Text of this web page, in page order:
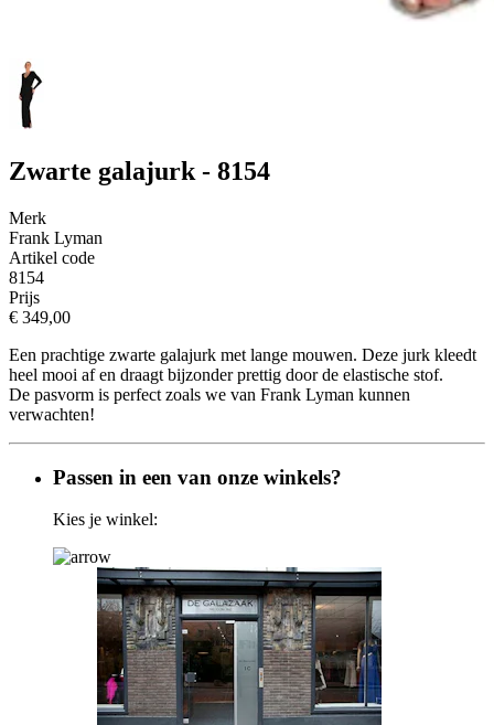
Zwarte galajurk - 8154
Merk
Frank Lyman
Artikel code
8154
Prijs
€ 349,00
Een prachtige zwarte galajurk met lange mouwen. Deze jurk kleedt
heel mooi af en draagt bijzonder prettig door de elastische stof.
De pasvorm is perfect zoals we van Frank Lyman kunnen
verwachten!
Passen in een van onze winkels?
Kies je winkel: